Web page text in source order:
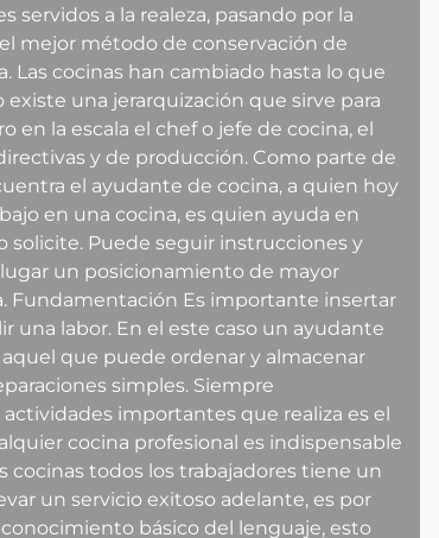
a la realeza, pasando por la
mejor método de conservación de
Las cocinas han cambiado hasta lo que
una jerarquización que sirve para
la escala el chef o jefe de cocina, el
y de producción. Como parte de
el ayudante de cocina, a quien hoy
en una cocina, es quien ayuda en
solicite. Puede seguir instrucciones y
un posicionamiento de mayor
Fundamentación Es importante insertar
una labor. En el este caso un ayudante
que puede ordenar y almacenar
simples. Siempre
importantes que realiza es el
cocina profesional es indispensable
cocinas todos los trabajadores tiene un
un servicio exitoso adelante, es por
básico del lenguaje, esto